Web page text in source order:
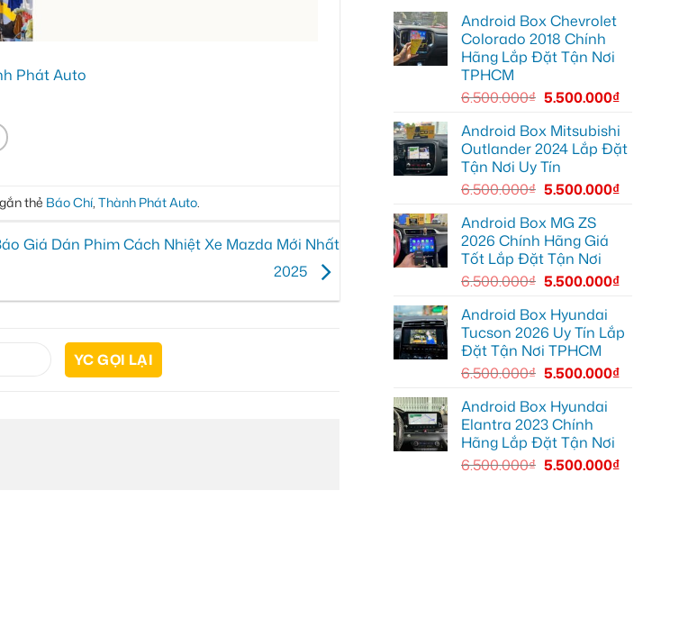
Phát Auto
thẻ Báo Chí, Thành Phát Auto.
Giá Dán Phim Cách Nhiệt Xe Mazda Mới Nhất
2025
thoải
mái
hơn
Android
box
Geely
EX2
Quận
xem
bản
đồ,
YouTube
tiện
hơn
Android Box Chevrolet
Colorado 2018 Chính
Hãng Lắp Đặt Tận Nơi
TPHCM
6.500.000₫ 5.500.000₫
Android Box Mitsubishi
Outlander 2024 Lắp Đặt
Tận Nơi Uy Tín
6.500.000₫ 5.500.000₫
Android Box MG ZS
2026 Chính Hãng Giá
Tốt Lắp Đặt Tận Nơi
6.500.000₫ 5.500.000₫
Android Box Hyundai
Tucson 2026 Uy Tín Lắp
Đặt Tận Nơi TPHCM
6.500.000₫ 5.500.000₫
Android Box Hyundai
Elantra 2023 Chính
Hãng Lắp Đặt Tận Nơi
6.500.000₫ 5.500.000₫